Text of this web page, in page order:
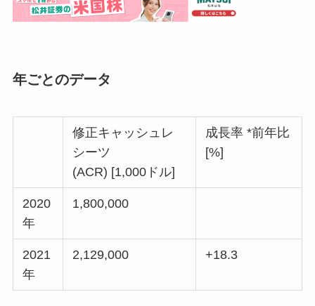
年ごとのデータ
修正キャッシュレ
シーツ
(ACR) [1,000ドル]
成長率 *前年比
[%]
2020
年
1,800,000
2021
年
2,129,000 +18.3